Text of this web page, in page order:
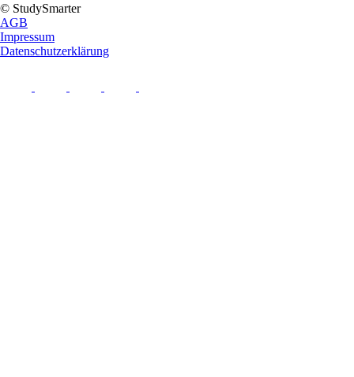
© StudySmarter
AGB
Impressum
Datenschutzerklärung